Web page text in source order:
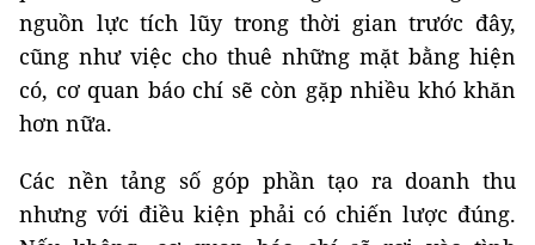
nguồn lực tích lũy trong thời gian trước đây,
cũng như việc cho thuê những mặt bằng hiện
có, cơ quan báo chí sẽ còn gặp nhiều khó khăn
hơn nữa.
Các nền tảng số góp phần tạo ra doanh thu
nhưng với điều kiện phải có chiến lược đúng.